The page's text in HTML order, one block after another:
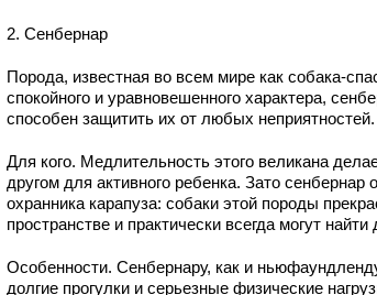
2. Сенбернар
Порода, известная во всем мире как собака-
спокойного и уравновешенного характера,
способен защитить их от любых неприятностей.
Для кого. Медлительность этого великана
другом для активного ребенка. Зато сенбернар
охранника карапуза: собаки этой породы
пространстве и практически всегда могут найти
Особенности. Сенбернару, как и
долгие прогулки и серьезные физические